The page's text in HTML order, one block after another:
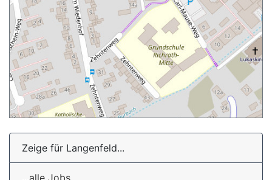
Zeige für Langenfeld...
...alle Jobs